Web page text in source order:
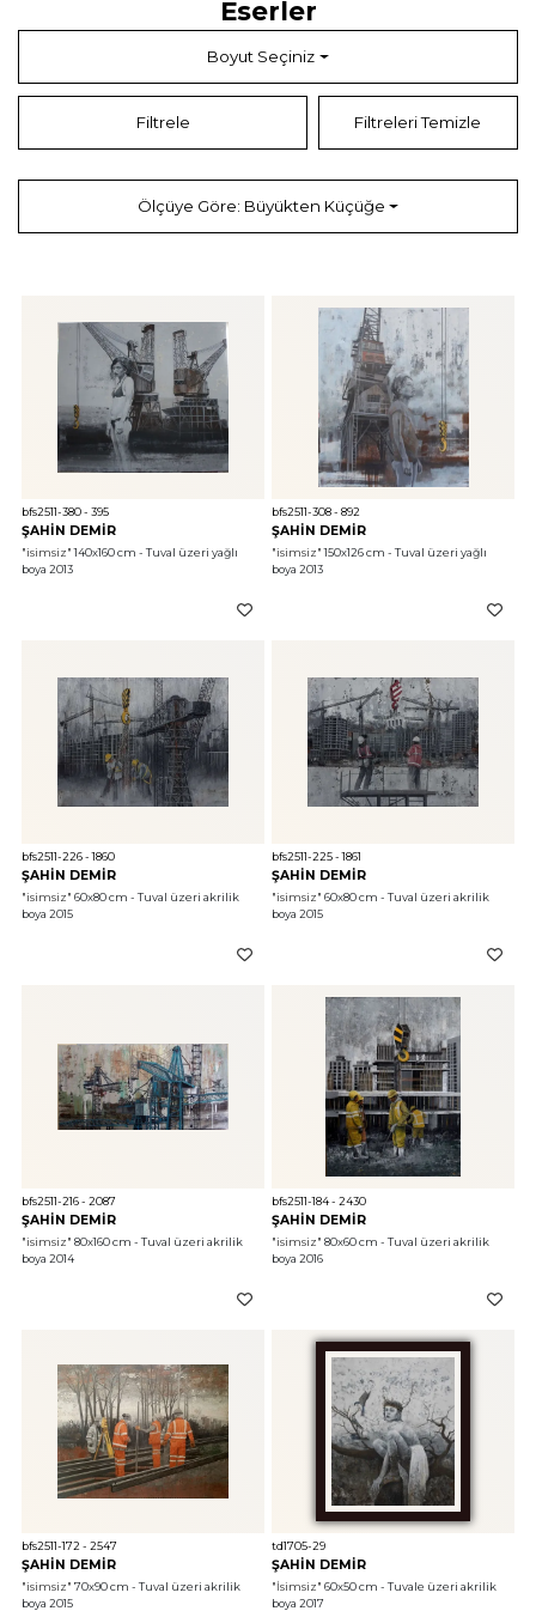
Eserler
Boyut Seçiniz
Filtrele Filtreleri Temizle
Ölçüye Göre: Büyükten Küçüğe
bfs2511-380 - 395
ŞAHİN DEMİR
"isimsiz" 140x160 cm - Tuval üzeri yağlı
boya 2013
bfs2511-308 - 892
ŞAHİN DEMİR
"isimsiz" 150x126 cm - Tuval üzeri yağlı
boya 2013
bfs2511-226 - 1860
ŞAHİN DEMİR
"isimsiz" 60x80 cm - Tuval üzeri akrilik
boya 2015
bfs2511-225 - 1861
ŞAHİN DEMİR
"isimsiz" 60x80 cm - Tuval üzeri akrilik
boya 2015
bfs2511-216 - 2087
ŞAHİN DEMİR
"isimsiz" 80x160 cm - Tuval üzeri akrilik
boya 2014
bfs2511-184 - 2430
ŞAHİN DEMİR
"isimsiz" 80x60 cm - Tuval üzeri akrilik
boya 2016
bfs2511-172 - 2547
ŞAHİN DEMİR
"isimsiz" 70x90 cm - Tuval üzeri akrilik
boya 2015
td1705-29
ŞAHİN DEMİR
"İsimsiz" 60x50 cm - Tuvale üzeri akrilik
boya 2017